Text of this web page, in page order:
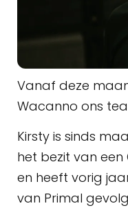
Vanaf deze
Wacanno ons
Kirsty is sinds
het bezit van een
en heeft vorig
van Primal